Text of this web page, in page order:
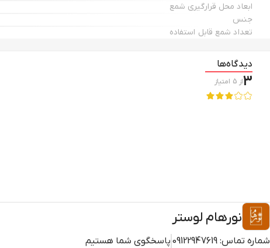
ابعاد محل قرارگیری شمع
جنس
تعداد شمع قابل استفاده
دیدگاه‌ها
3از 5 امتیاز
نورهام لوستر
شماره تماس: 09122947619 پاسخگوی شما هستیم